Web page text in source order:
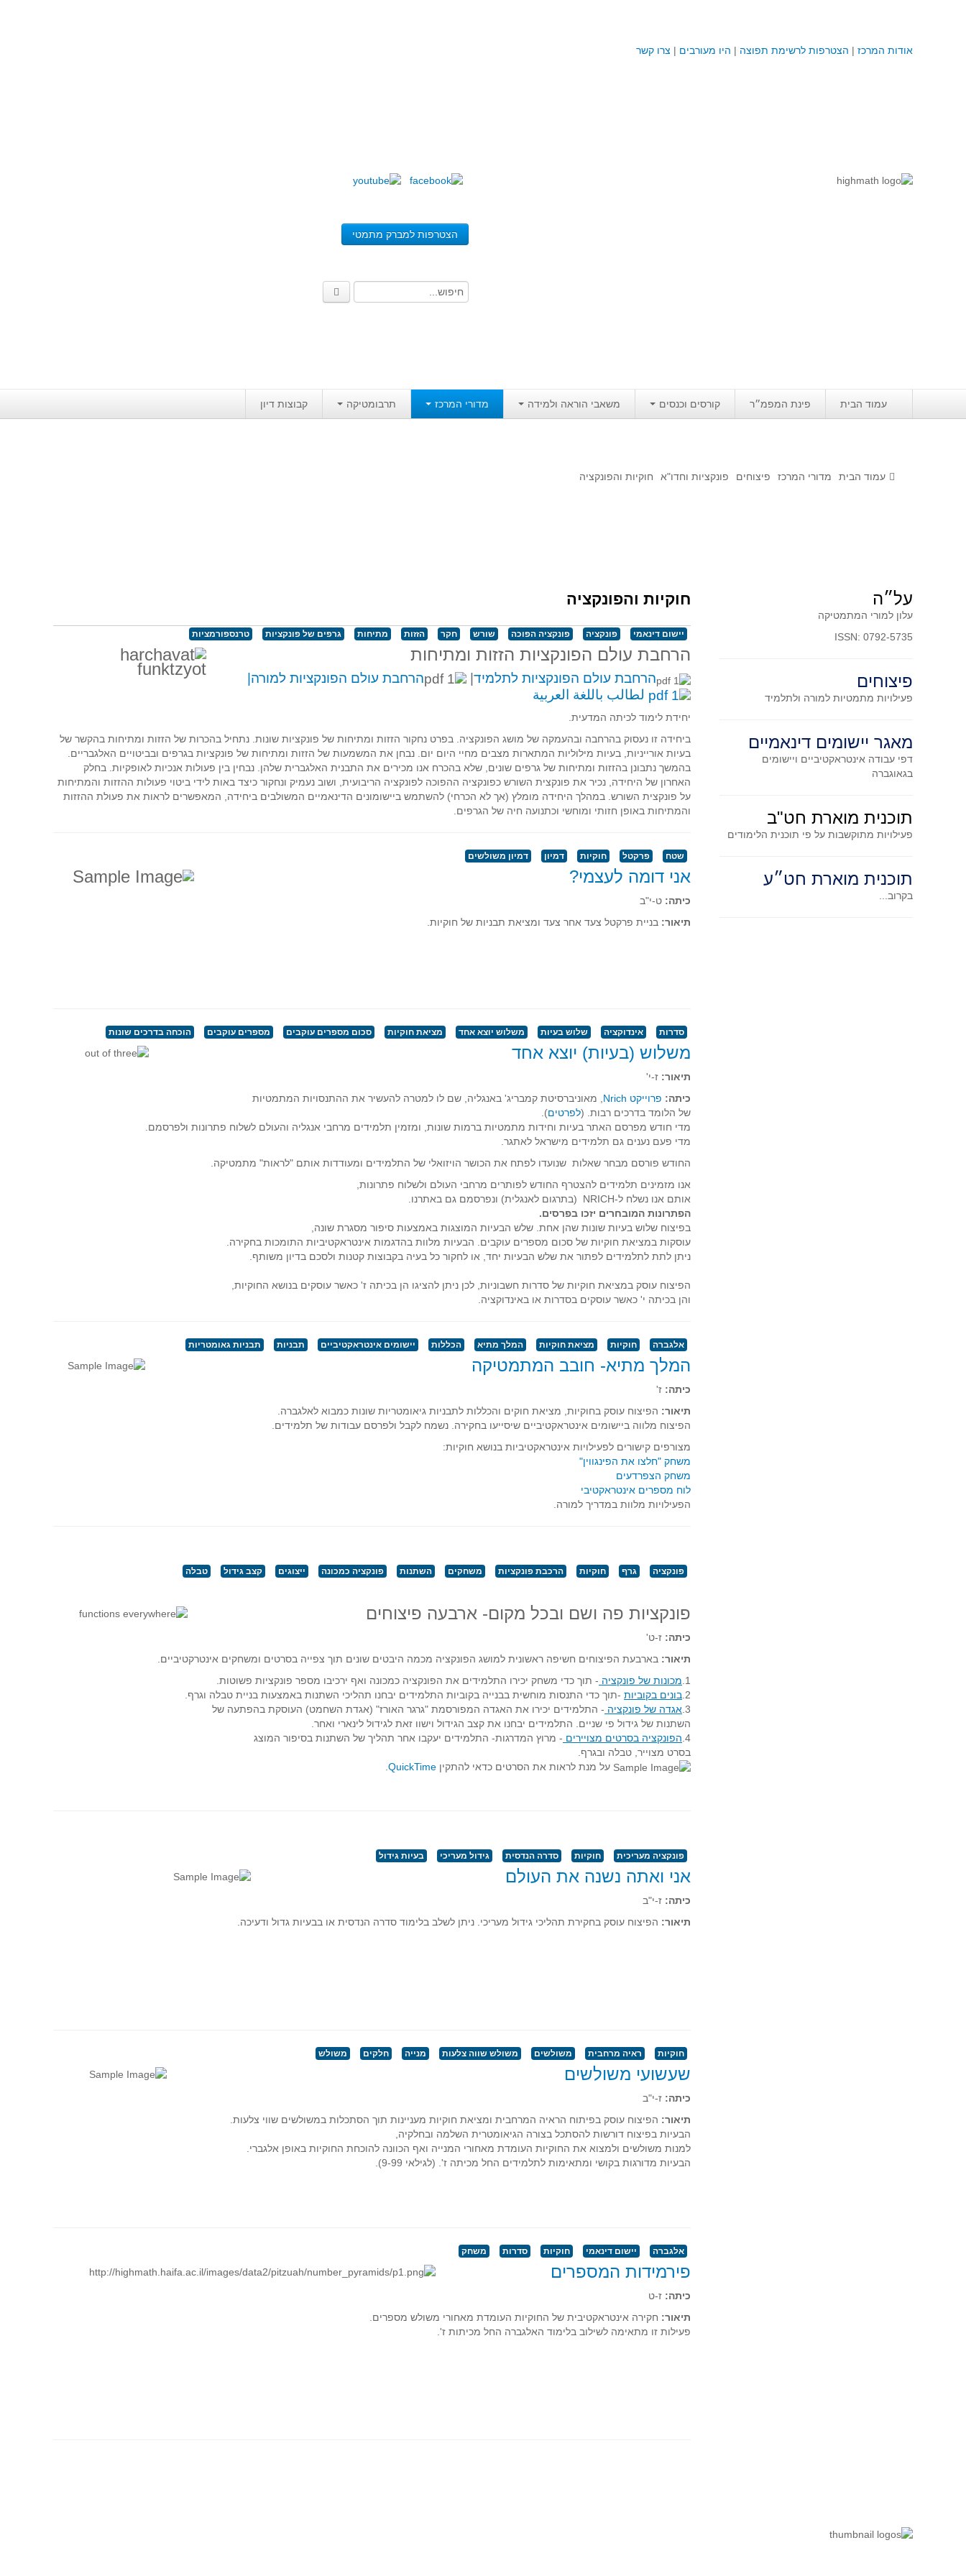
אודות המרכז | הצטרפות לרשימת תפוצה | היו מעורבים | צרו קשר
הצטרפות למברק מתמטי
עמוד הבית פינת המפמ״ר קורסים וכנסים משאבי הוראה ולמידה מדורי המרכז תרבומטיקה קבוצות דיון
עמוד הבית מדורי המרכז פיצוחים פונקציות וחדו"א חוקיות והפונקציה
חוקיות והפונקציה
יישום דינאמי פונקציה פונקציה הפוכה שורש חקר הזזות מתיחות גרפים של פונקציות טרנספורמציות
הרחבת עולם הפונקציות הזזות ומתיחות
הרחבת עולם הפונקציות לתלמיד הרחבת עולם הפונקציות למורה
لطالب باللغة العربية
יחידת לימוד לכיתה המדעית.
ביחידה זו נעסוק בהרחבה ובהעמקה של מושג הפונקציה. בפרט נחקור הזזות ומתיחות של פונקציות שונות. נתחיל בהכרות של הזזות ומתיחות בהקשר של
בעיות אורייניות, בעיות מילוליות המתארות מצבים מחיי היום יום. נבחן את המשמעות של הזזות ומתיחות של פונקציות בגרפים ובביטויים האלגבריים.
בהמשך נתבונן בהזזות ומתיחות של גרפים שונים, שלא בהכרח אנו מכירים את התבנית האלגברית שלהן. נבחין בין פעולות אנכיות לאופקיות. בחלק
האחרון של היחידה, נכיר את פונקצית השורש כפונקציה ההפוכה לפונקציה הריבועית, ושוב נעמיק ונחקור כיצד באות לידי ביטוי פעולות ההזזות והמתיחות
על פונקצית השורש. במהלך היחידה מומלץ (אך לא הכרחי) להשתמש ביישומונים הדינאמיים המשולבים ביחידה, המאפשרים לראות את פעולת ההזזות
והמתיחות באופן חזותי ומוחשי וכתנועה חיה של הגרפים.
שטח פרקטל חוקיות דמיון דמיון משולשים
אני דומה לעצמי?
כיתה: ט-י"ב
תיאור: בניית פרקטל צעד אחר צעד ומציאת תבניות של חוקיות.
סדרות אינדוקציה שלוש בעיות משלוש יוצא אחד מציאת חוקיות סכום מספרים עוקבים מספרים עוקבים הוכחה בדרכים שונות
משלוש (בעיות) יוצא אחד
תיאור: ז-י'
כיתה: פרוייקט Nrich
, מאוניברסיטת קמבריג' באנגליה, שם לו למטרה להעשיר את ההתנסויות המתמטיות
של הלומד בדרכים רבות. (לפרטים).
מדי חודש מפרסם האתר בעיות וחידות מתמטיות ברמות שונות, ומזמין תלמידים מרחבי אנגליה והעולם לשלוח פתרונות ולפרסמם.
מדי פעם נענים גם תלמידים מישראל לאתגר.
החודש פורסם מבחר שאלות שנועדו לפתח את הכושר הויזואלי של התלמידים ומעודדות אותם "לראות" מתמטיקה.
אנו מזמינים תלמידים להצטרף החודש לפותרים מרחבי העולם ולשלוח פתרונות,
אותם אנו נשלח ל-NRICH (בתרגום לאנגלית) ונפרסמם גם באתרנו.
הפתרונות המובחרים יזכו בפרסים.
בפיצוח שלוש בעיות שונות שהן אחת. שלש הבעיות המוצגות באמצעות סיפור מסגרת שונה,
עוסקות במציאת חוקיות של סכום מספרים עוקבים. הבעיות מלוות בהדגמות אינטראקטיביות התומכות בחקירה.
ניתן לתת לתלמידים לפתור את שלש הבעיות יחד, או לחקור כל בעיה בקבוצות קטנות ולסכם בדיון משותף.
הפיצוח עוסק במציאת חוקיות של סדרות חשבוניות, לכן ניתן להציגו הן בכיתה ז' כאשר עוסקים בנושא החוקיות,
והן בכיתה י' כאשר עוסקים בסדרות או באינדוקציה.
אלגברה חוקיות מציאת חוקיות המלך מתיא הכללות יישומים אינטראקטיביים תבניות תבניות גאומטריות
המלך מתיא- חובב המתמטיקה
כיתה: ז'
תיאור: הפיצוח עוסק בחוקיות, מציאת חוקים והכללות לתבניות גיאומטריות שונות כמבוא לאלגברה.
הפיצוח מלווה ביישומים אינטראקטיביים שיסייעו בחקירה. נשמח לקבל ולפרסם עבודות של תלמידים.
מצורפים קישורים לפעילויות אינטראקטיביות בנושא חוקיות:
משחק "חלצו את הפינגווין"
משחק הצפרדעים
לוח מספרים אינטראקטיבי
הפעילויות מלוות במדריך למורה.
פונקציה גרף חוקיות הרכבת פונקציות משחקים השתנות פונקציה כמכונה ייצוגים קצב גידול טבלה
פונקציות פה ושם ובכל מקום- ארבעה פיצוחים
כיתה: ז-ט'
תיאור: בארבעת הפיצוחים חשיפה ראשונית למושג הפונקציה מכמה היבטים שונים תוך צפייה בסרטים ומשחקים אינטרקטיביים.
1. מכונות של פונקציה - תוך כדי משחק יכירו התלמידים את הפונקציה כמכונה ואף ירכיבו מספר פונקציות פשוטות.
2. בונים בקוביות -תוך כדי התנסות מוחשית בבנייה בקוביות התלמידים יבחנו תהליכי השתנות באמצעות בניית טבלה וגרף.
3. אגדה של פונקציה - התלמידים יכירו את האגדה המפורסמת "גרגר האורז" (אגדת השחמט) העוסקת בהפתעה של
השתנות של גידול פי שניים. התלמידים יבחנו את קצב הגידול וישוו זאת לגידול לינארי ואחר.
4. הפונקציה בסרטים מצויירים - מרוץ המדרגות- התלמידים יעקבו אחר תהליך של השתנות בסיפור המוצג
בסרט מצוייר, טבלה ובגרף.
על מנת לראות את הסרטים כדאי להתקין QuickTime
פונקציה מעריכית חוקיות סדרה הנדסית גידול מעריכי בעיות גידול
אני ואתה נשנה את העולם
כיתה: ז-י"ב
תיאור: הפיצוח עוסק בחקירת תהליכי גידול מעריכי. ניתן לשלב בלימוד סדרה הנדסית או בבעיות גדול ודעיכה.
חוקיות ראיה מרחבית משולשים משולש שווה צלעות מנייה חלקים משולש
שעשועי משולשים
כיתה: ז-י"ב
תיאור: הפיצוח עוסק בפיתוח הראיה המרחבית ומציאת חוקיות מעניינות תוך הסתכלות במשולשים שווי צלעות.
הבעיות בפיצוח דורשות להסתכל בצורה הגיאומטרית השלמה ובחלקיה,
למנות משולשים ולמצוא את החוקיות העומדת מאחורי המנייה ואף הכוונה להוכחת החוקיות באופן אלגברי.
הבעיות מדורגות בקושי ומתאימות לתלמידים החל מכיתה ז'. (לגילאי 9-99).
אלגברה יישום דינאמי חוקיות סדרות משחק
פירמידות המספרים
כיתה: ז-ט
תיאור: חקירה אינטראקטיבית של החוקיות העומדת מאחורי משולש מספרים.
פעילות זו מתאימה לשילוב בלימוד האלגברה החל מכיתות ז'.
על״ה
עלון למורי המתמטיקה
ISSN: 0792-5735
פיצוחים
פעילויות מתמטיות למורה ולתלמיד
מאגר יישומים דינאמיים
דפי עבודה אינטראקטיביים ויישומים
בגאוגברה
תוכנית מוארת חט"ב
פעילויות מתוקשבות על פי תוכנית הלימודים
תוכנית מוארת חט״ע
בקרוב...